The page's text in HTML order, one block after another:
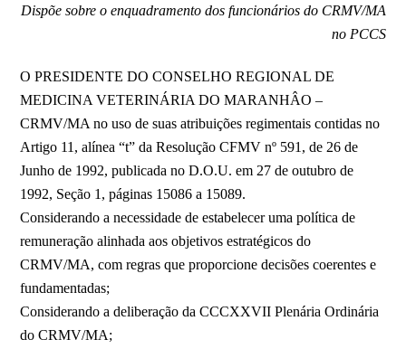
Dispõe sobre o enquadramento dos funcionários do CRMV/MA
no PCCS
O PRESIDENTE DO CONSELHO REGIONAL DE
MEDICINA VETERINÁRIA DO MARANHÂO –
CRMV/MA no uso de suas atribuições regimentais contidas no
Artigo 11, alínea “t” da Resolução CFMV nº 591, de 26 de
Junho de 1992, publicada no D.O.U. em 27 de outubro de
1992, Seção 1, páginas 15086 a 15089.
Considerando a necessidade de estabelecer uma política de
remuneração alinhada aos objetivos estratégicos do
CRMV/MA, com regras que proporcione decisões coerentes e
fundamentadas;
Considerando a deliberação da CCCXXVII Plenária Ordinária
do CRMV/MA;